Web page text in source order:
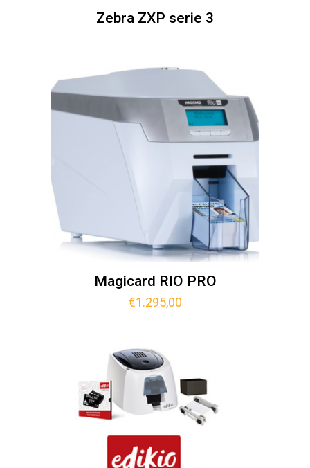
Zebra ZXP serie 3
Magicard RIO PRO
€1.295,00